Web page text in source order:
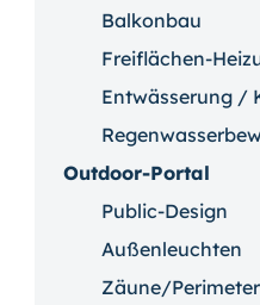
Balkonbau
Freiflächen-
Entwässerung /
Outdoor-Portal
Public-Design
Außenleuchten
Zäune/